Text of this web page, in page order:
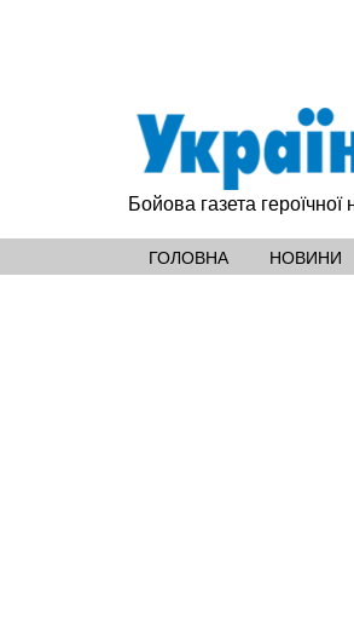
Бойова газета героїчної
ГОЛОВНА НОВИНИ